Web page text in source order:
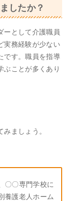
したか？
ーとして介護職員
実務経験が少ない
です。職員を指導
ぶことが多くあり
ましょう。
〇〇専門学校に
養護老人ホーム